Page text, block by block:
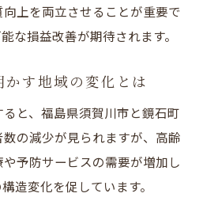
上を両立させることが重要で
な損益改善が期待されます。
す地域の変化とは
と、福島県須賀川市と鏡石町
の減少が見られますが、高齢
予防サービスの需要が増加し
造変化を促しています。